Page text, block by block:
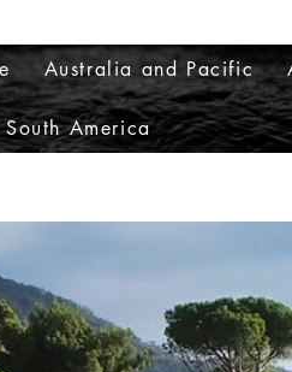
Australia and Pacific
South America